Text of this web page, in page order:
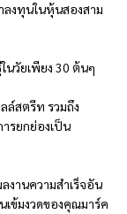
ลงทุนในหุ้นสองสาม
นวัยเพียง 30 ต้นๆ
ล์สตรีท รวมถึง
ารยกย่องเป็น
งานความสำเร็จอัน
เข้มงวดของคุณมาร์ค